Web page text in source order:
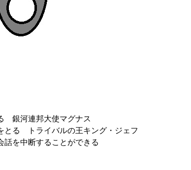
銀河連邦大使マグナス
とる トライバルの王キング・ジェフ
話を中断することができる